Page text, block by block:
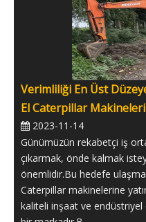
Verimliliği En Üst
El Caterpillar Makineleri
2023-11-14
Günümüzün rekabetçi iş
çıkarmak, önde kalmak
önemlidir.Bu hedefe
Caterpillar makinelerine
kaliteli inşaat ve endüstriyel